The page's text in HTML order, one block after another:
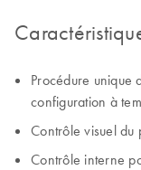
Procédure unique
configuration à
Contrôle visuel du
Contrôle interne